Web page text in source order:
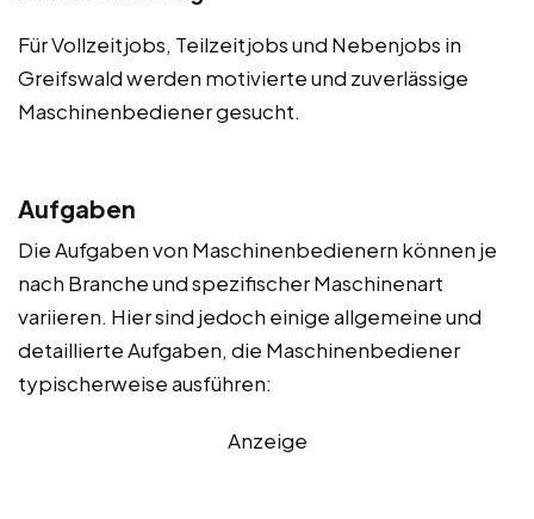
Für Vollzeitjobs, Teilzeitjobs und Nebenjobs in
Greifswald werden motivierte und zuverlässige
Maschinenbediener gesucht.
Aufgaben
Die Aufgaben von Maschinenbedienern können je
nach Branche und spezifischer Maschinenart
variieren. Hier sind jedoch einige allgemeine und
detaillierte Aufgaben, die Maschinenbediener
typischerweise ausführen:
Anzeige